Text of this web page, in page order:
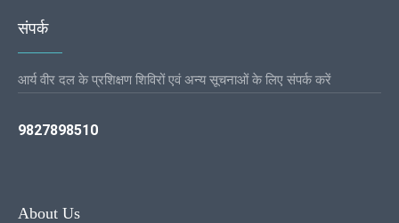
संपर्क
आर्य वीर दल के प्रशिक्षण शिविरों एवं अन्य सूचनाओं के लिए संपर्क करें
9827898510
About Us